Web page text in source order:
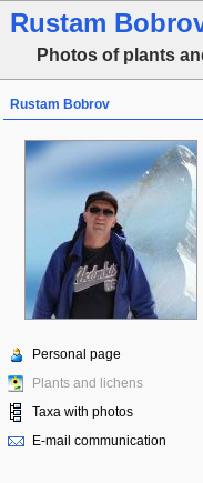
Rustam
Photos of plants
Rustam Bobrov
Personal page
Plants and lichens
Taxa with photos
E-mail communication